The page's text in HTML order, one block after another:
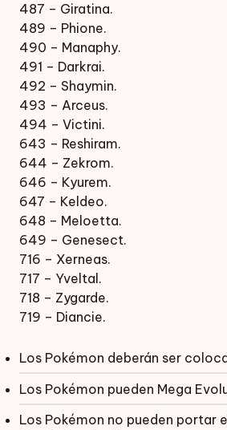
487 – Giratina.
489 – Phione.
490 – Manaphy.
491 – Darkrai.
492 – Shaymin.
493 – Arceus.
494 – Victini.
643 – Reshiram.
644 – Zekrom.
646 – Kyurem.
647 – Keldeo.
648 – Meloetta.
649 – Genesect.
716 – Xerneas.
717 – Yveltal.
718 – Zygarde.
719 – Diancie.
Los Pokémon deberán ser
Los Pokémon pueden Mega
Los Pokémon no pueden portar